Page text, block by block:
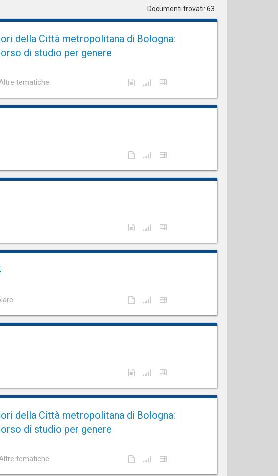
Documenti trovati: 63
della Città metropolitana di Bologna:
di studio per genere
tematiche
della Città metropolitana di Bologna:
di studio per genere
tematiche